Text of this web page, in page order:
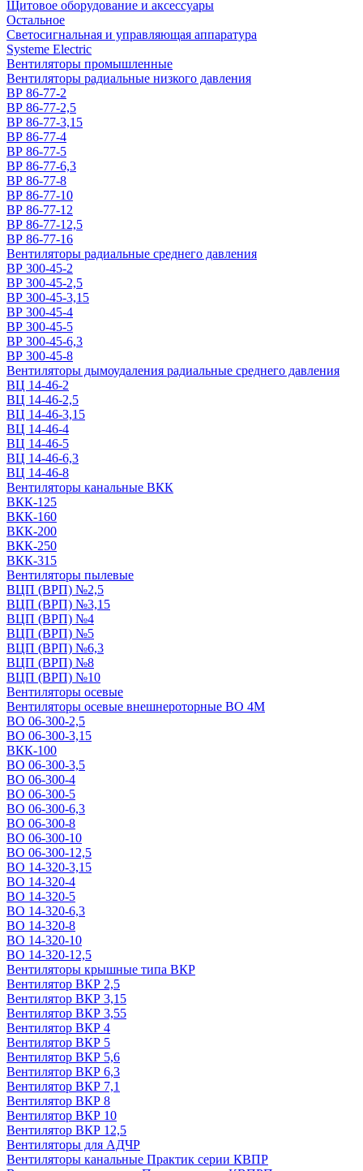
Щитовое оборудование и аксессуары
Остальное
Светосигнальная и управляющая аппаратура
Systeme Electric
Вентиляторы промышленные
Вентиляторы радиальные низкого давления
ВР 86-77-2
ВР 86-77-2,5
ВР 86-77-3,15
ВР 86-77-4
ВР 86-77-5
ВР 86-77-6,3
ВР 86-77-8
ВР 86-77-10
ВР 86-77-12
ВР 86-77-12,5
ВР 86-77-16
Вентиляторы радиальные среднего давления
ВР 300-45-2
ВР 300-45-2,5
ВР 300-45-3,15
ВР 300-45-4
ВР 300-45-5
ВР 300-45-6,3
ВР 300-45-8
Вентиляторы дымоудаления радиальные среднего давления
ВЦ 14-46-2
ВЦ 14-46-2,5
ВЦ 14-46-3,15
ВЦ 14-46-4
ВЦ 14-46-5
ВЦ 14-46-6,3
ВЦ 14-46-8
Вентиляторы канальные ВКК
ВКК-125
ВКК-160
ВКК-200
ВКК-250
ВКК-315
Вентиляторы пылевые
ВЦП (ВРП) №2,5
ВЦП (ВРП) №3,15
ВЦП (ВРП) №4
ВЦП (ВРП) №5
ВЦП (ВРП) №6,3
ВЦП (ВРП) №8
ВЦП (ВРП) №10
Вентиляторы осевые
Вентиляторы осевые внешнероторные ВО 4М
ВО 06-300-2,5
ВО 06-300-3,15
ВКК-100
ВО 06-300-3,5
ВО 06-300-4
ВО 06-300-5
ВО 06-300-6,3
ВО 06-300-8
ВО 06-300-10
ВО 06-300-12,5
ВО 14-320-3,15
ВО 14-320-4
ВО 14-320-5
ВО 14-320-6,3
ВО 14-320-8
ВО 14-320-10
ВО 14-320-12,5
Вентиляторы крышные типа ВКР
Вентилятор ВКР 2,5
Вентилятор ВКР 3,15
Вентилятор ВКР 3,55
Вентилятор ВКР 4
Вентилятор ВКР 5
Вентилятор ВКР 5,6
Вентилятор ВКР 6,3
Вентилятор ВКР 7,1
Вентилятор ВКР 8
Вентилятор ВКР 10
Вентилятор ВКР 12,5
Вентиляторы для АДЧР
Вентиляторы канальные Практик серии КВПР